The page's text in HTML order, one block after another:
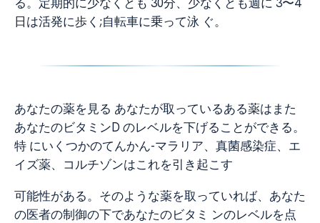
日は活発に歩く;自転車に乗って泳 ぐ。
あなたの薬を見る あなたが取っているある薬はまた
あなたのビタミンD のレベルを下げることができる。
特 にいくつかのてんかん-マラリア、真菌感染症、エ
イズ薬、コルチゾンはこれを引き起こす
可能性がある。そのような薬を取っていれば、あなた
の医者の制御の下であなたのビタミ ンのレベルを点